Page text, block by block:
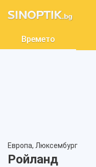
Времето
Европа, Люксембург
Ройланд